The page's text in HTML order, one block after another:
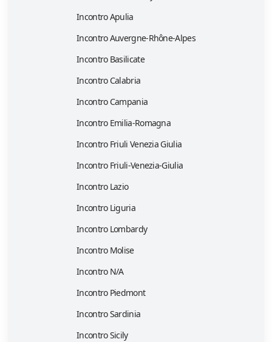
Incontro Apulia
Incontro Auvergne-Rhône-Alpes
Incontro Basilicate
Incontro Calabria
Incontro Campania
Incontro Emilia-Romagna
Incontro Friuli Venezia Giulia
Incontro Friuli-Venezia-Giulia
Incontro Lazio
Incontro Liguria
Incontro Lombardy
Incontro Molise
Incontro N/A
Incontro Piedmont
Incontro Sardinia
Incontro Sicily